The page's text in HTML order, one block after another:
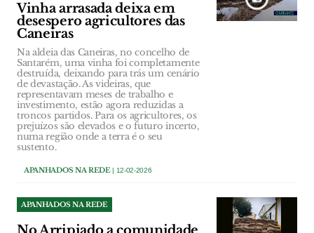
Vinha arrasada deixa em
desespero agricultores das
Caneiras
Na aldeia das Caneiras, no concelho de
Santarém, uma vinha foi completamente
destruída, deixando para trás um cenário
de devastação. As videiras, que
representavam meses de trabalho e
investimento, estão agora reduzidas a
troncos partidos. Para os agricultores, os
prejuízos são elevados e o futuro incerto,
numa região onde a terra é o seu
sustento.
APANHADOS NA REDE| 12-02-2026
APANHADOS NA REDE